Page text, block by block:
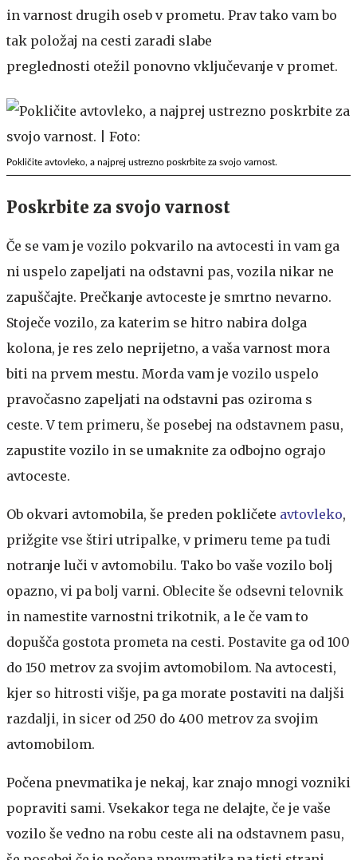
in varnost drugih oseb v prometu. Prav tako vam bo
tak položaj na cesti zaradi slabe
preglednosti otežil ponovno vključevanje v promet.
Pokličite avtovleko, a najprej ustrezno poskrbite za svojo varnost.
Poskrbite za svojo varnost
Če se vam je vozilo pokvarilo na avtocesti in vam ga
ni uspelo zapeljati na odstavni pas, vozila nikar ne
zapuščajte. Prečkanje avtoceste je smrtno nevarno.
Stoječe vozilo, za katerim se hitro nabira dolga
kolona, je res zelo neprijetno, a vaša varnost mora
biti na prvem mestu. Morda vam je vozilo uspelo
pravočasno zapeljati na odstavni pas oziroma s
ceste. V tem primeru, še posebej na odstavnem pasu,
zapustite vozilo in se umaknite za odbojno ograjo
avtoceste.
Ob okvari avtomobila, še preden pokličete avtovleko,
prižgite vse štiri utripalke, v primeru teme pa tudi
notranje luči v avtomobilu. Tako bo vaše vozilo bolj
opazno, vi pa bolj varni. Oblecite še odsevni telovnik
in namestite varnostni trikotnik, a le če vam to
dopušča gostota prometa na cesti. Postavite ga od 100
do 150 metrov za svojim avtomobilom. Na avtocesti,
kjer so hitrosti višje, pa ga morate postaviti na daljši
razdalji, in sicer od 250 do 400 metrov za svojim
avtomobilom.
Počena pnevmatika je nekaj, kar znajo mnogi vozniki
popraviti sami. Vsekakor tega ne delajte, če je vaše
vozilo še vedno na robu ceste ali na odstavnem pasu,